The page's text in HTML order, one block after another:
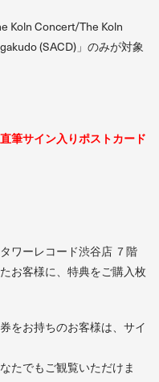
Koln Concert/The Koln
(SACD)」のみが対象
筆サイン入りポストカード
ワーレコード渋谷店 ７階
お客様に、特典をご購入枚
をお持ちのお客様は、サイ
たでもご観覧いただけま